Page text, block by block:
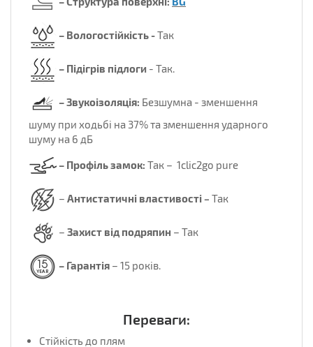
– Вологостійкість -Так
– Підігрів підлоги - Так.
– Звукоізоляція: Безшумна - зменшення
шуму при ходьбі на 37% та зменшення ударного
шуму на 6 дБ
– Профільзамок: Так – 1clic2go pure
– Антистатичні властивості– Так
– Захист від подряпин – Так
– Гарантія – 15 років.
Переваги:
Стійкість до плям